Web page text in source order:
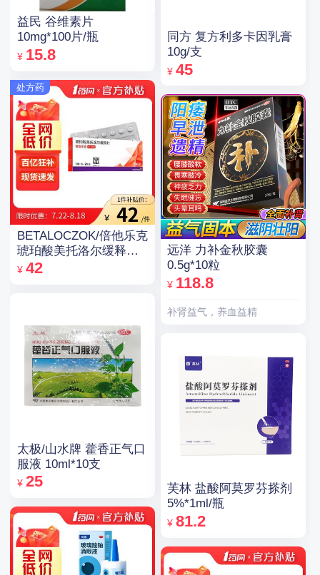
益民 谷维素片
10mg*100片/瓶
¥ 15.8
处方药
BETALOCZOK/倍他乐克
琥珀酸美托洛尔缓释片
47.5mg*14片*2板
¥ 42
太极/山水牌 藿香正气口
服液 10ml*10支
¥ 25
同方 复方利多卡因乳膏
10g/支
¥ 45
远洋 力补金秋胶囊
0.5g*10粒
¥ 118.8
补肾益气，养血益精
芙林 盐酸阿莫罗芬搽剂
5%*1ml/瓶
¥ 81.2